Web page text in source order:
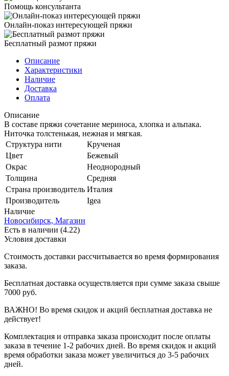
Помощь консультанта
Онлайн-показ интересующей пряжи
Бесплатный размот пряжи
Описание
Характеристики
Наличие
Доставка
Оплата
Описание
В составе пряжи сочетание мериноса, хлопка и альпака.
Ниточка толстенькая, нежная и мягкая.
Структура нити
Крученая
Цвет
Бежевый
Окрас
Неоднородный
Толщина
Средняя
Страна производитель Италия
Производитель
Igea
Наличие
Новосибирск, Магазин
Есть в наличии (4.22)
Условия доставки
Стоимость доставки рассчитывается во время формирования
заказа.
Бесплатная доставка осуществляется при сумме заказа свыше
7000 руб.
ВАЖНО! Во время скидок и акций бесплатная доставка не
действует!
Комплектация и отправка заказа происходит после оплаты
заказа в течение 1-2 рабочих дней. Во время скидок и акций
время обработки заказа может увеличиться до 3-5 рабочих
дней.